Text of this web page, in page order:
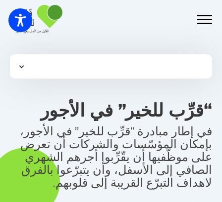
“قرِّب للخير” في الأجور
في إطار مبادرة "قرِّب للخير" في الأجور،
بإمكان المؤسّسات والشركات أن تعرض
على موظّفيها أن يقّرِّبوا أجرهم الشهري
الصافي إلى الأسفل، وأن يتبرّعوا بالفرق
لاهداف التبرّع القريبة إلى قلوبهم.